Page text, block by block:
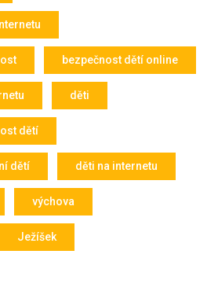
bezpečnost dětí online
děti
dětí
dětí děti na internetu
výchova
Ježíšek